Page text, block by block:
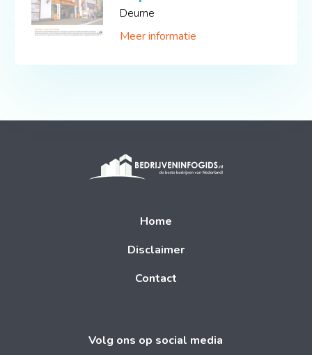
Deurne
Meer informatie
Home
Disclaimer
Contact
Volg ons op social media